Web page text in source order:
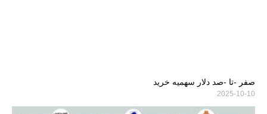
صفر -تا -صد دلار سهمیه خرید
2025-10-10